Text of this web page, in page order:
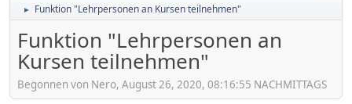
► Funktion "Lehrpersonen an Kursen teilnehmen"
Funktion "Lehrpersonen an
Kursen teilnehmen"
Begonnen von Nero, August 26, 2020, 08:16:55 NACHMITTAGS